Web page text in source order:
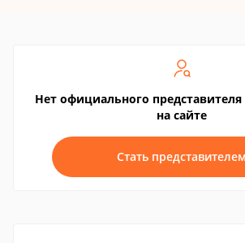
Нет официального
на сайте
Стать представителем